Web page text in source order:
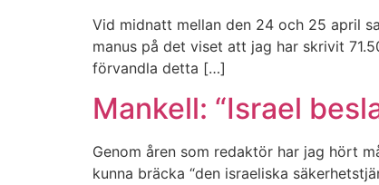
Vid midnatt mellan den 24 och 25 april
manus på det viset att jag har skrivit
förvandla detta […]
Mankell: “Israel
Genom åren som redaktör har jag hört
kunna bräcka “den israeliska